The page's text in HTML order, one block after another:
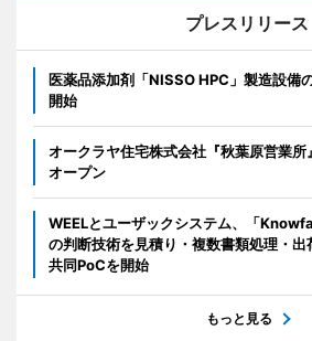
プレスリリース
医薬品添加剤「NISSO HPC」製造設備
開始
オークラヤ住宅株式会社『秋葉原営業
オープン
WEELとユーザックシステム、「
の判断技術を見積り・複数書類処理・出
共同PoCを開始
もっと見る